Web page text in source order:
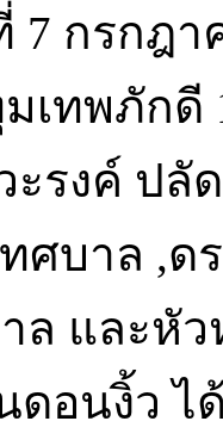
7 กรกฎา
เทพภักดี
ะรงค์ ปลั
ศบาล ,ด
ล และหั
อนงิ้ว ไ